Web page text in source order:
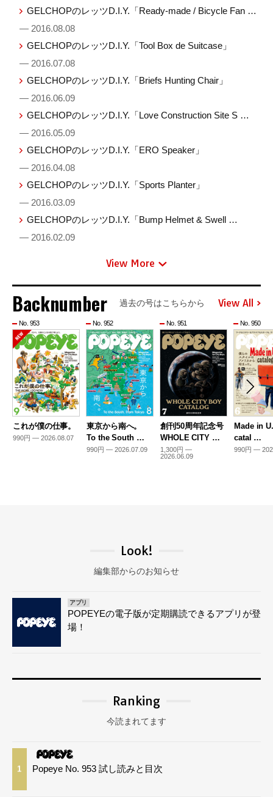
GELCHOPのレッツD.I.Y.「Ready-made / Bicycle Fan …
— 2016.08.08
GELCHOPのレッツD.I.Y.「Tool Box de Suitcase」
— 2016.07.08
GELCHOPのレッツD.I.Y.「Briefs Hunting Chair」
— 2016.06.09
GELCHOPのレッツD.I.Y.「Love Construction Site S …
— 2016.05.09
GELCHOPのレッツD.I.Y.「ERO Speaker」
— 2016.04.08
GELCHOPのレッツD.I.Y.「Sports Planter」
— 2016.03.09
GELCHOPのレッツD.I.Y.「Bump Helmet & Swell …
— 2016.02.09
View More
Backnumber 過去の号はこちらから View All
No. 953
これが僕の仕事。
990円 — 2026.08.07
No. 952
東京から南へ。
To the South …
990円 — 2026.07.09
No. 951
創刊50周年記念号
WHOLE CITY …
1,300円 —
2026.06.09
No. 950
Made in
catal …
990円 —
Look!
編集部からのお知らせ
アプリ
POPEYEの電子版が定期購読できるアプリが登
場！
Ranking
今読まれてます
1 Popeye No. 953 試し読みと目次